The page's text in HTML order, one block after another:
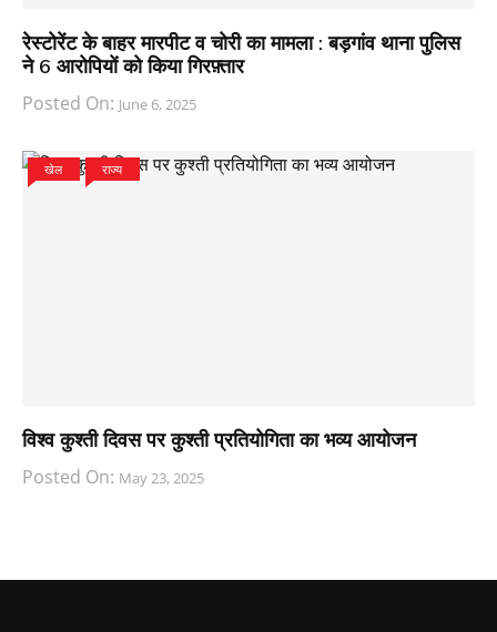
रेस्टोरेंट के बाहर मारपीट व चोरी का मामला : बड़गांव थाना पुलिस
ने 6 आरोपियों को किया गिरफ़्तार
Posted On: June 6, 2025
खेल राज्य
विश्व कुश्ती दिवस पर कुश्ती प्रतियोगिता का भव्य आयोजन
Posted On: May 23, 2025